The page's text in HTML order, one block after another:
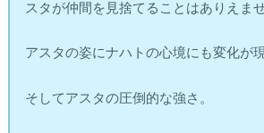
スタが仲間を見捨てることはありえませ
アスタの姿にナハトの心境にも変化が
そしてアスタの圧倒的な強さ。